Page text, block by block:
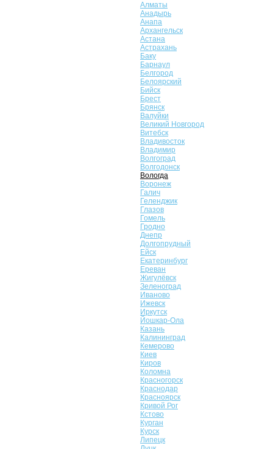
Алматы
Анадырь
Анапа
Архангельск
Астана
Астрахань
Баку
Барнаул
Белгород
Белоярский
Бийск
Брест
Брянск
Валуйки
Великий Новгород
Витебск
Владивосток
Владимир
Волгоград
Волгодонск
Вологда
Воронеж
Галич
Геленджик
Глазов
Гомель
Гродно
Днепр
Долгопрудный
Ейск
Екатеринбург
Ереван
Жигулёвск
Зеленоград
Иваново
Ижевск
Иркутск
Йошкар-Ола
Казань
Калининград
Кемерово
Киев
Киров
Коломна
Красногорск
Краснодар
Красноярск
Кривой Рог
Кстово
Курган
Курск
Липецк